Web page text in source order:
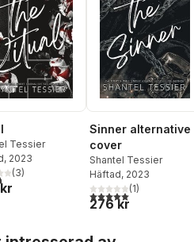
Tessier
, 2023
5 stjärnor. Totalt antal röster:
(3)
Sinner alternative
cover
Shantel Tessier
Häftad, 2023
5,0utav 5 stjärnor.
(1)
276 kr